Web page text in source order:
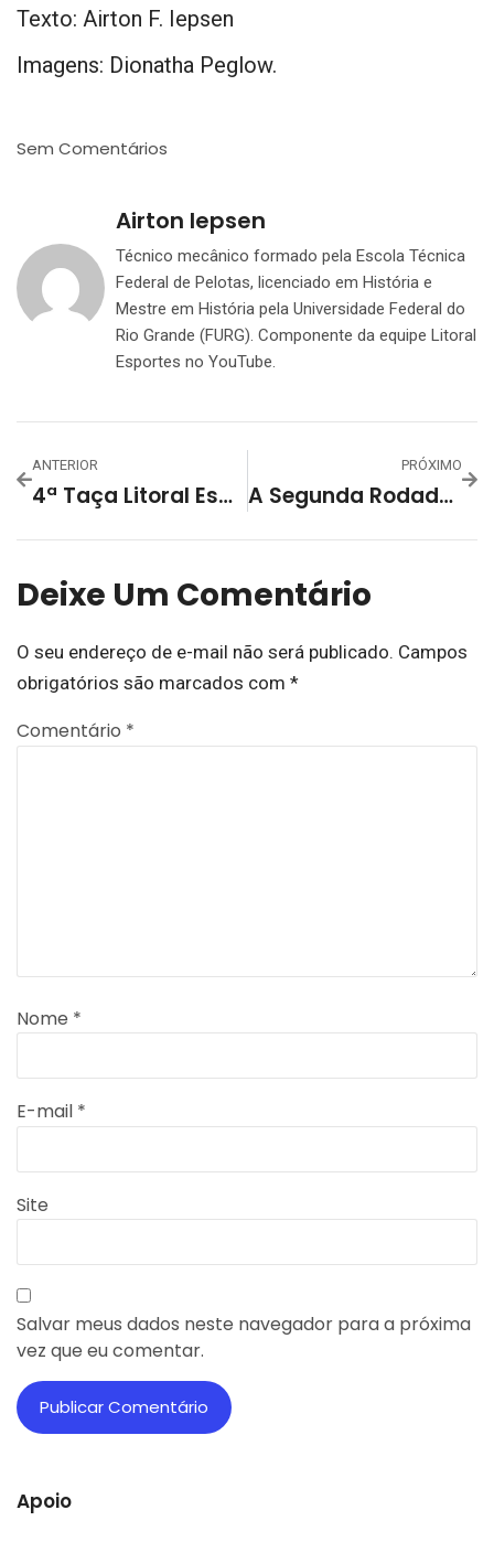
Texto: Airton F. Iepsen
Imagens: Dionatha Peglow.
Sem Comentários
Airton Iepsen
Técnico mecânico formado pela Escola Técnica
Federal de Pelotas, licenciado em História e
Mestre em História pela Universidade Federal do
Rio Grande (FURG). Componente da equipe Litoral
Esportes no YouTube.
ANTERIOR
4ª Taça Litoral Esportes/Interfirmas Prossegue Hoje Com A Sua 2ª Rodada
PRÓXIMO
A Segunda Rodada Da 4ª Taça Litoral Esportes/Interfirmas E Os Destaques
Deixe Um Comentário
O seu endereço de e-mail não será publicado. Campos
obrigatórios são marcados com *
Comentário *
Nome *
E-mail *
Site
Salvar meus dados neste navegador para a próxima
vez que eu comentar.
Apoio